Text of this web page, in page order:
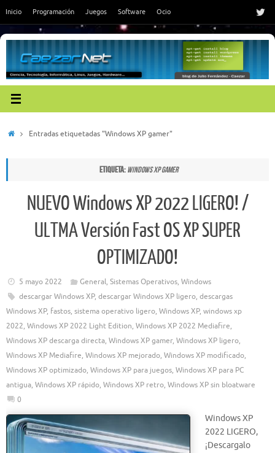
contenido
Inicio Programación Juegos Software Ocio
InicioEntradas etiquetadas "Windows XP gamer"
Etiqueta: Windows XP gamer
NUEVO Windows XP 2022 LIGERO! /
ULTMA Versión Fast OS XP SUPER
OPTIMIZADO!
5 mayo 2022 General,Sistemas Operativos,Windows
descargar Windows XP, descargar Windows XP ligero, descargas
Windows XP, fastos, sistema operativo ligero, Windows XP, windows xp
2022, Windows XP 2022 Light Edition, Windows XP 2022 Mediafire,
Windows XP descarga directa, Windows XP gamer, Windows XP ligero,
Windows XP Mediafire, Windows XP mejorado, Windows XP modificado,
Windows XP optimizado, Windows XP para juegos, Windows XP para PC
antigua, Windows XP rápido, Windows XP retro, Windows XP sin bloatware
0
Windows XP
2022 LIGERO,
¡Descargalo